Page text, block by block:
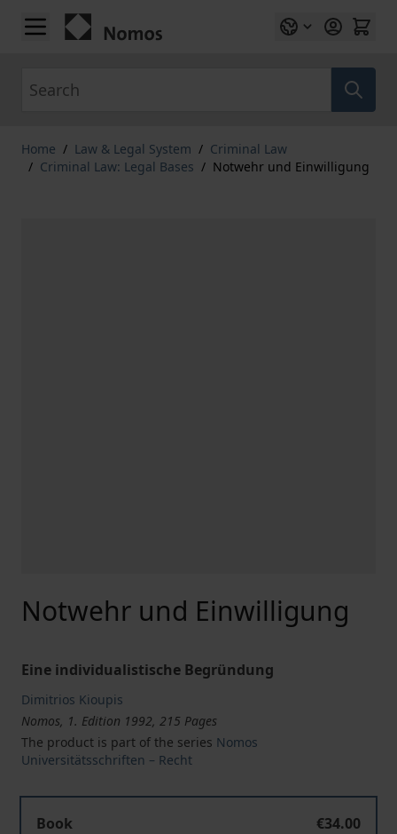
Skip to Content
Home / Law & Legal System / Criminal Law
/ Criminal Law: Legal Bases / Notwehr und Einwilligung
Notwehr und Einwilligung
Eine individualistische Begründung
Dimitrios Kioupis
Nomos, 1. Edition 1992, 215 Pages
The product is part of the series Nomos
Universitätsschriften – Recht
Book
€34.00